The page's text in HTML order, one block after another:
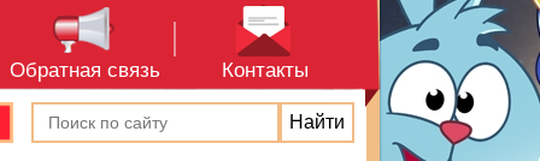
Обратная связь Контакты